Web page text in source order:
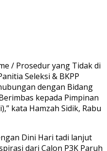
/ Prosedur yang Tidak di
Seleksi & BKPP
dengan Bidang
kepada Pimpinan
kata Hamzah Sidik, Rabu
Dini Hari tadi lanjut
dari Calon P3K Paruh